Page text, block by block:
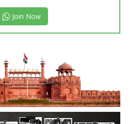
Join Now